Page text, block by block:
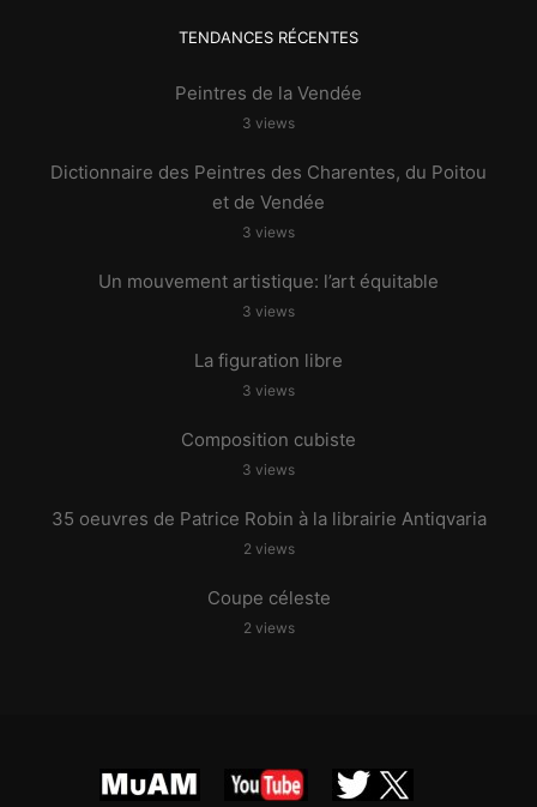
TENDANCES RÉCENTES
Peintres de la Vendée
3 views
Dictionnaire des Peintres des Charentes, du Poitou
et de Vendée
3 views
Un mouvement artistique: l’art équitable
3 views
La figuration libre
3 views
Composition cubiste
3 views
35 oeuvres de Patrice Robin à la librairie Antiqvaria
2 views
Coupe céleste
2 views